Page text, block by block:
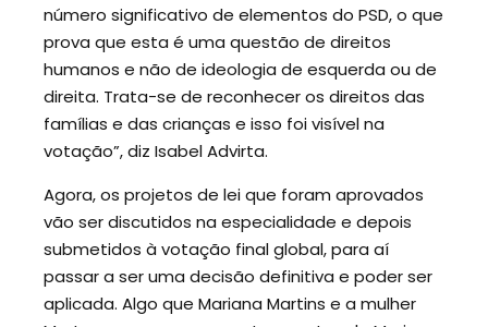
número significativo de elementos do PSD, o que
prova que esta é uma questão de direitos
humanos e não de ideologia de esquerda ou de
direita. Trata-se de reconhecer os direitos das
famílias e das crianças e isso foi visível na
votação”, diz Isabel Advirta.
Agora, os projetos de lei que foram aprovados
vão ser discutidos na especialidade e depois
submetidos à votação final global, para aí
passar a ser uma decisão definitiva e poder ser
aplicada. Algo que Mariana Martins e a mulher